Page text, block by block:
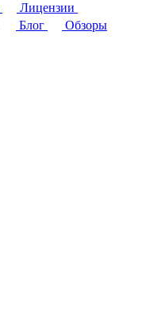
Лицензии
Блог Обзоры